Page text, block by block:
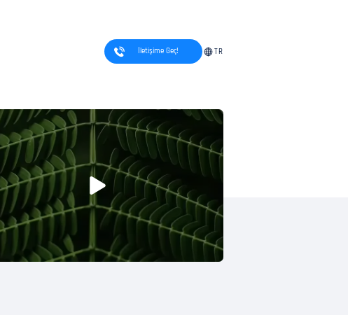
İletişime Geç! TR